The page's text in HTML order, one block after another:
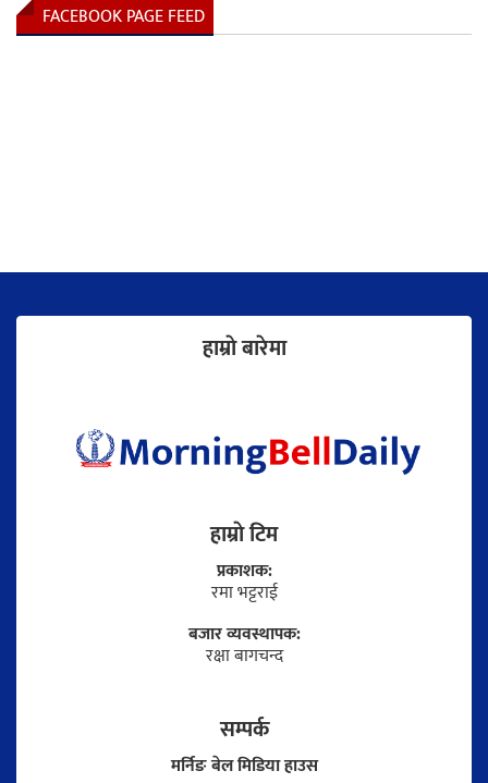
FACEBOOK PAGE FEED
हाम्राे बारेमा
हाम्राे टिम
प्रकाशक:
रमा भट्टराई
बजार व्यवस्थापक:
रक्षा बागचन्द
सम्पर्क
मर्निङ बेल मिडिया हाउस